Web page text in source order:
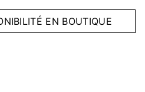
EN BOUTIQUE